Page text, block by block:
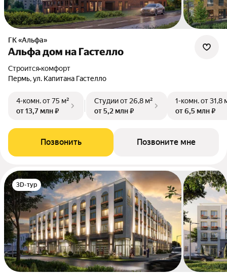
ГК «Альфа»
Альфа дом на Гастелло
Строится•комфорт
Пермь, ул. Капитана Гастелло
4-комн.от 75 м²
от 13,7 млн ₽
Студииот 26,8 м²
от 5,2 млн ₽
1-комн.от 31,8
от 6,5 млн ₽
Позвонить Позвоните мне
3D-тур